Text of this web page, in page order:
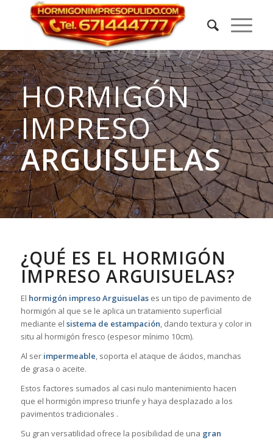
HORMIGÓN
IMPRESO
ARGUISUELAS
¿QUÉ ES EL HORMIGÓN
IMPRESO ARGUISUELAS?
El hormigón impreso Arguisuelases un tipo de pavimento de
hormigón al que se le aplica un tratamiento superficial
mediante el sistema de estampación, dando textura y color in
situ al hormigón fresco (espesor mínimo 10cm).
Al ser impermeable, soporta el ataque de ácidos, manchas
de grasa o aceite.
Estos factores sumados al casi nulo mantenimiento hacen
que el hormigón impreso triunfe y haya desplazado a los
pavimentos tradicionales .
Su gran versatilidad ofrece la posibilidad de una gran